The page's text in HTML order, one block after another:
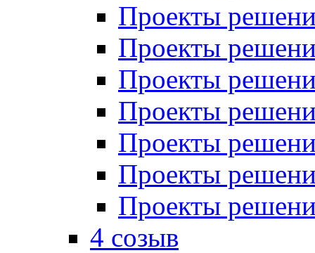
Проекты
Проекты
Проекты
Проекты
Проекты
Проекты
Проекты
4 созыв